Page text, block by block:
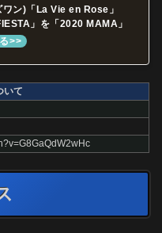
ワン)「La Vie en Rose」
」を「2020 MAMA」
いて